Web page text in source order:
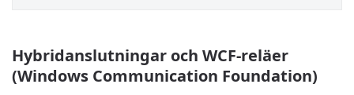
Hybridanslutningar och WCF-reläer
(Windows Communication Foundation)